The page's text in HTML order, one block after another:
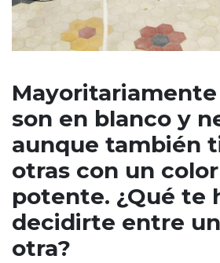
son en blanco y
aunque también
otras con un
potente. ¿Qué te
decidirte entre
otra?